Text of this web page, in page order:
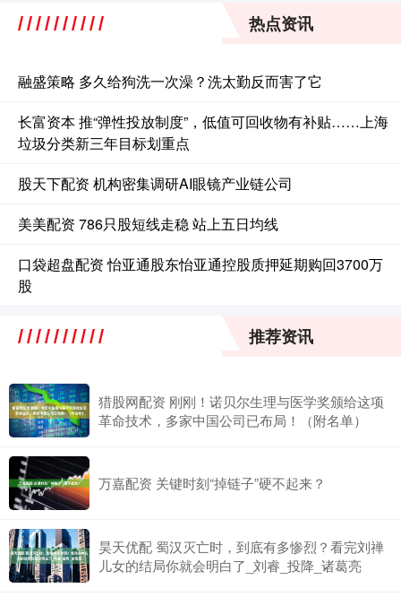
热点资讯
融盛策略 多久给狗洗一次澡？洗太勤反而害了它
长富资本 推“弹性投放制度”，低值可回收物有补贴……上海
垃圾分类新三年目标划重点
股天下配资 机构密集调研AI眼镜产业链公司
美美配资 786只股短线走稳 站上五日均线
口袋超盘配资 怡亚通股东怡亚通控股质押延期购回3700万
股
推荐资讯
猎股网配资 刚刚！诺贝尔生理与医学奖颁给这项
革命技术，多家中国公司已布局！（附名单）
万嘉配资 关键时刻“掉链子”硬不起来？
昊天优配 蜀汉灭亡时，到底有多惨烈？看完刘禅
儿女的结局你就会明白了_刘睿_投降_诸葛亮